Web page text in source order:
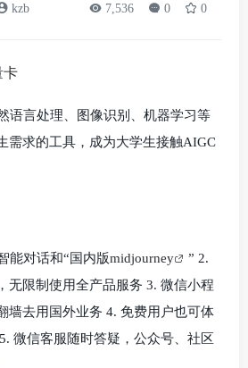
kzb 7,536 0 0
语言处理、图像识别、机器学习等
需求的工具，成为大学生接触AIGC
能对话和“国内版midjourney
” 2.
无限制使用全产品服务 3. 微信小程
墙去用国外业务 4. 免费用户也可体
微信客服随时答疑，公众号、社区